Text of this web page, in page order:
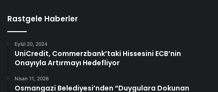
Rastgele Haberler
Eylül 20, 2024
UniCredit, Commerzbank’taki Hissesini ECB’nin
Onayıyla Artırmayı Hedefliyor
Nisan 11, 2026
Osmangazi Belediyesi’nden “Duygulara Dokunan